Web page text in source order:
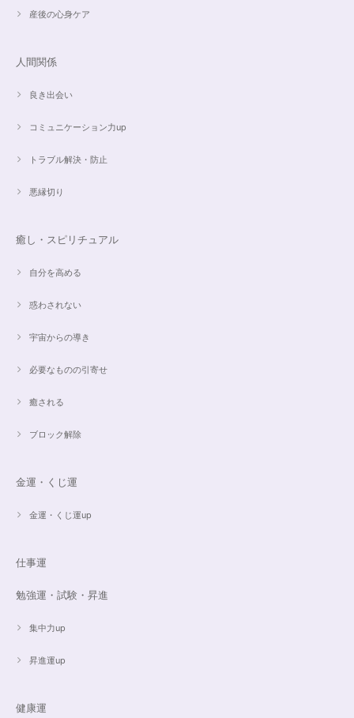
産後の心身ケア
人間関係
良き出会い
コミュニケーション力up
トラブル解決・防止
悪縁切り
癒し・スピリチュアル
自分を高める
惑わされない
宇宙からの導き
必要なものの引寄せ
癒される
ブロック解除
金運・くじ運
金運・くじ運up
仕事運
勉強運・試験・昇進
集中力up
昇進運up
健康運